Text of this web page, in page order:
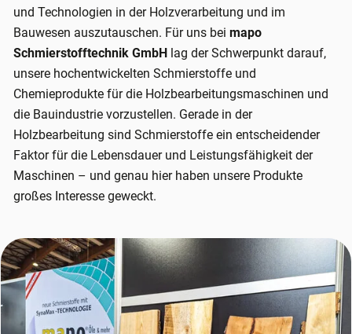
und Technologien in der Holzverarbeitung und im
Bauwesen auszutauschen. Für uns bei mapo
Schmierstofftechnik GmbH lag der Schwerpunkt darauf,
unsere hochentwickelten Schmierstoffe und
Chemieprodukte für die Holzbearbeitungsmaschinen und
die Bauindustrie vorzustellen. Gerade in der
Holzbearbeitung sind Schmierstoffe ein entscheidender
Faktor für die Lebensdauer und Leistungsfähigkeit der
Maschinen – und genau hier haben unsere Produkte
großes Interesse geweckt.